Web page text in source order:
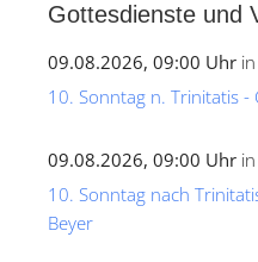
Gottesdienste und
09.08.2026, 09:00 Uhr in
10. Sonntag n. Trinitatis
09.08.2026, 09:00 Uhr in
10. Sonntag nach
Beyer